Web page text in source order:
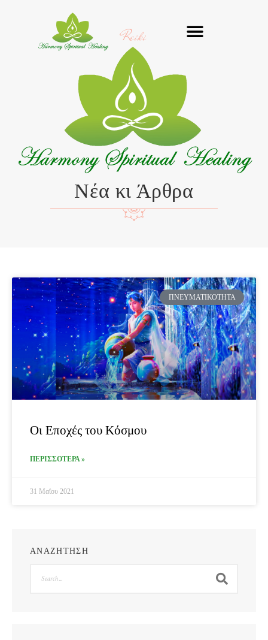
Reiki
Νέα κι Άρθρα
ΠΝΕΥΜΑΤΙΚΌΤΗΤΑ
Οι Εποχές του Κόσμου
ΠΕΡΙΣΣΟΤΕΡΑ »
31 Μαΐου 2021
ΑΝΑΖΗΤΗΣΗ